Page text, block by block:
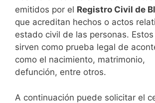
emitidos por el Registro Civil de
que acreditan hechos o actos
estado civil de las personas.
sirven como prueba legal de
como el nacimiento, matrimonio,
defunción, entre otros.
A continuación puede solicitar el